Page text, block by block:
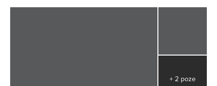
+ 2 poze